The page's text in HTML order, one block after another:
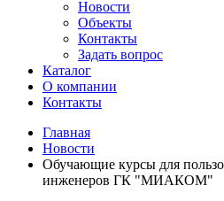
Новости
Объекты
Контакты
Задать вопрос
Каталог
О компании
Контакты
Главная
Новости
Обучающие курсы для
инженеров ГК "МИАКОМ"